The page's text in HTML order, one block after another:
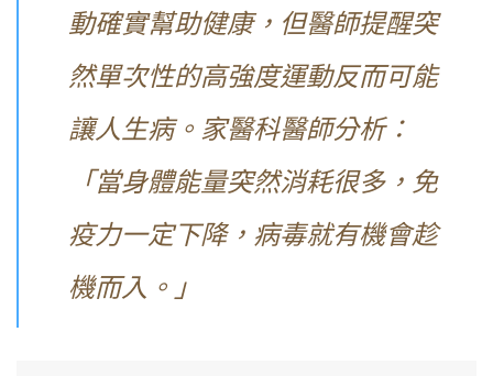
動確實幫助健康，但醫師提醒突
然單次性的高強度運動反而可能
讓人生病。家醫科醫師分析：
「當身體能量突然消耗很多，免
疫力一定下降，病毒就有機會趁
機而入。」